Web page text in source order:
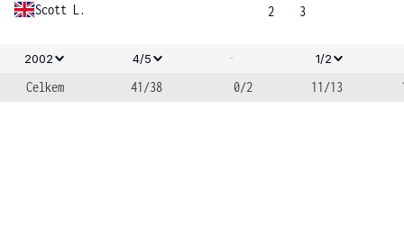
Scott L.
2
3
2002 4/5 - 1/2
Celkem 41/38 0/2 11/13